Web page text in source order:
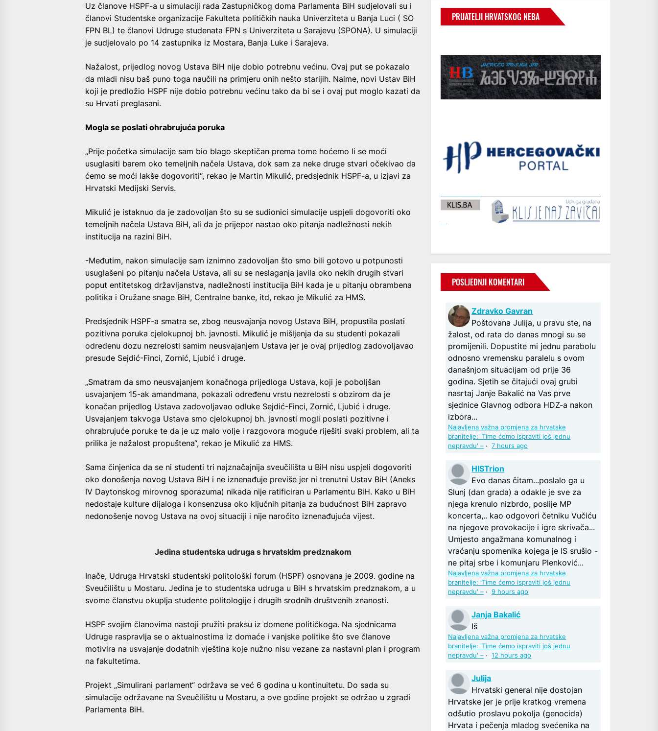
Uz članove HSPF-a u simulaciji rada Zastupničkog doma Parlamenta BiH sudjelovali su i
članovi Studentske organizacije Fakulteta političkih nauka Univerziteta u Banja Luci ( SO
FPN BL) te članovi Udruge studenata FPN s Univerziteta u Sarajevu (SPONA). U simulaciji
je sudjelovalo po 14 zastupnika iz Mostara, Banja Luke i Sarajeva.
Nažalost, prijedlog novog Ustava BiH nije dobio potrebnu većinu. Ovaj put se pokazalo
da mladi nisu baš puno toga naučili na primjeru onih nešto starijih. Naime, novi Ustav BiH
koji je predložio HSPF nije dobio potrebnu većinu tako da bi se i ovaj put moglo kazati da
su Hrvati preglasani.
Mogla se poslati ohrabrujuća poruka
„Prije početka simulacije sam bio blago skeptičan prema tome hoćemo li se moći
usuglasiti barem oko temeljnih načela Ustava, dok sam za neke druge stvari očekivao da
ćemo se moći lakše dogovoriti“, rekao je Martin Mikulić, predsjednik HSPF-a, u izjavi za
Hrvatski Medijski Servis.
Mikulić je istaknuo da je zadovoljan što su se sudionici simulacije uspjeli dogovoriti oko
temeljnih načela Ustava BiH, ali da je prijepor nastao oko pitanja nadležnosti nekih
institucija na razini BiH.
-Međutim, nakon simulacije sam iznimno zadovoljan što smo bili gotovo u potpunosti
usuglašeni po pitanju načela Ustava, ali su se neslaganja javila oko nekih drugih stvari
poput entitetskog državljanstva, nadležnosti institucija BiH kada je u pitanju obrambena
politika i Oružane snage BiH, Centralne banke, itd, rekao je Mikulić za HMS.
Predsjednik HSPF-a smatra se, zbog neusvajanja novog Ustava BiH, propustila poslati
pozitivna poruka cjelokupnoj bh. javnosti. Mikulić je mišljenja da su studenti pokazali
određenu dozu nezrelosti samim neusvajanjem Ustava jer je ovaj prijedlog zadovoljavao
presude Sejdić-Finci, Zornić, Ljubić i druge.
„Smatram da smo neusvajanjem konačnoga prijedloga Ustava, koji je poboljšan
usvajanjem 15-ak amandmana, pokazali određenu vrstu nezrelosti s obzirom da je
konačan prijedlog Ustava zadovoljavao odluke Sejdić-Finci, Zornić, Ljubić i druge.
Usvajanjem takvoga Ustava smo cjelokupnoj bh. javnosti mogli poslati pozitivne i
ohrabrujuće poruke te da je uz malo volje i razgovora moguće riješiti svaki problem, ali ta
prilika je nažalost propuštena“, rekao je Mikulić za HMS.
Sama činjenica da se ni studenti tri najznačajnija sveučilišta u BiH nisu uspjeli dogovoriti
oko donošenja novog Ustava BiH i ne iznenađuje previše jer ni trenutni Ustav BiH (Aneks
IV Daytonskog mirovnog sporazuma) nikada nije ratificiran u Parlamentu BiH. Kako u BiH
nedostaje kulture dijaloga i konsenzusa oko ključnih pitanja za budućnost BiH zapravo
nedonošenje novog Ustava na ovoj situaciji i nije naročito iznenađujuća vijest.
Jedina studentska udruga s hrvatskim predznakom
Inače, Udruga Hrvatski studentski politološki forum (HSPF) osnovana je 2009. godine na
Sveučilištu u Mostaru. Jedina je to studentska udruga u BiH s hrvatskim predznakom, a u
svome članstvu okuplja studente politologije i drugih srodnih društvenih znanosti.
HSPF svojim članovima nastoji pružiti praksu iz domene političkoga. Na sjednicama
Udruge raspravlja se o aktualnostima iz domaće i vanjske politike što sve članove
motivira na usvajanje dodatnih vještina koje nužno nisu vezane za nastavni plan i program
na fakultetima.
Projekt „Simulirani parlament“ održava se već 6 godina u kontinuitetu. Do sada su
simulacije održavane na Sveučilištu u Mostaru, a ove godine projekt se održao u zgradi
Parlamenta BiH.
PRIJATELJI HRVATSKOG NEBA
POSLJEDNJI KOMENTARI
Zdravko Gavran
Poštovana Julija, u pravu ste, na
žalost, od rata do danas mnogi su se
promijenili. Dopustite mi jednu parabolu
odnosno vremensku paralelu s ovom
današnjom situacijam od prije 36
godina. Sjetih se čitajući ovaj grubi
nasrtaj Janje Bakalić na Vas prve
sjednice Glavnog odbora HDZ-a nakon
izbora...
Najavljena važna promjena za hrvatske
branitelje: 'Time ćemo ispraviti još jednu
nepravdu' – ·7 hours ago
HISTrion
Evo danas čitam...poslalo ga u
Slunj (dan grada) a odakle je sve za
njega krenulo nizbrdo, poslije MP
koncerta,.. kao odgovori četniku Vučiću
na njegove provokacije i igre skrivača...
Umjesto angažmana komunalnog i
vraćanju spomenika kojega je IS srušio -
ne pitaj srbe i komunjaru Plenković...
Najavljena važna promjena za hrvatske
branitelje: 'Time ćemo ispraviti još jednu
nepravdu' – ·9 hours ago
Janja Bakalić
Iš
Najavljena važna promjena za hrvatske
branitelje: 'Time ćemo ispraviti još jednu
nepravdu' – ·12 hours ago
Julija
Hrvatski general nije dostojan
Hrvatske jer je prije kratkog vremena
odšutio proslavu pokolja (genocida)
Hrvata i pečenja mladog svećenika na